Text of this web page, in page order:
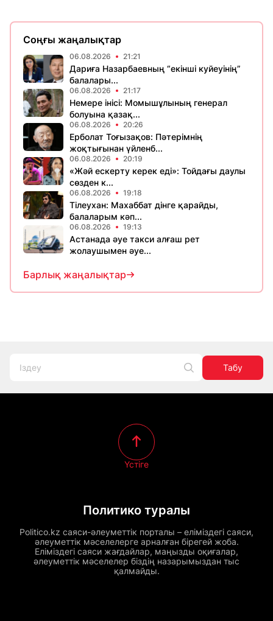
Соңғы жаңалықтар
06.08.2026 21:21
Дариға Назарбаевның “екінші куйеуінің”
балалары...
06.08.2026 21:17
Немере інісі: Момышұлының генерал
болуына қазақ...
06.08.2026 20:26
Ерболат Тоғызақов: Пәтерімнің
жоқтығынан үйленб...
06.08.2026 20:19
«Жәй ескерту керек еді»: Тойдағы даулы
сөзден к...
06.08.2026 19:18
Тілеухан: Махаббат дінге қарайды,
балаларым кәп...
06.08.2026 19:13
Астанада әуе такси алғаш рет
жолаушымен әуе...
Барлық жаңалықтар
Табу
Политико туралы
Politico.kz саяси-әлеуметтік порталы – еліміздегі саяси,
әлеуметтік мәселелерге арналған бірегей жоба.
Еліміздегі саяси жағдайлар, маңызды оқиғалар,
әлеуметтік мәселелер біздің назарымыздан тыс
қалмайды.
Үстіге